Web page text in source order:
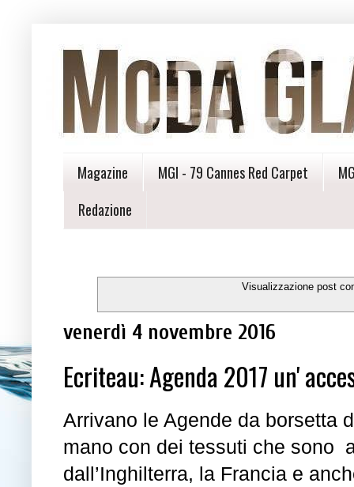
Magazine MGI - 79 Cannes Red Carpet
Redazione
Visualizzazione post
venerdì 4 novembre 2016
Ecriteau: Agenda 2017 un'
Arrivano le Agende da borsetta
mano con dei tessuti che sono
dall’Inghilterra, la Francia e